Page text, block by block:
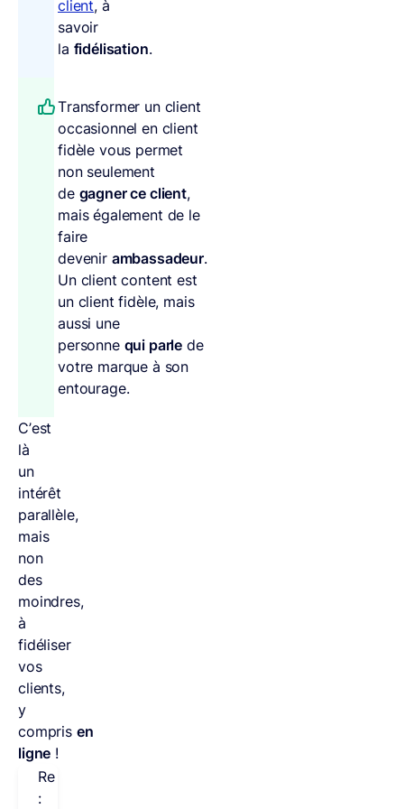
client, à
savoir
la fidélisation.
Transformer un client
occasionnel en client
fidèle vous permet
non seulement
de gagner ce client,
mais également de le
faire
devenir ambassadeur.
Un client content est
un client fidèle, mais
aussi une
personne qui parle de
votre marque à son
entourage.
C’est
là
un
intérêt
parallèle,
mais
non
des
moindres,
à
fidéliser
vos
clients,
y
compris en
ligne !
Remarque
: